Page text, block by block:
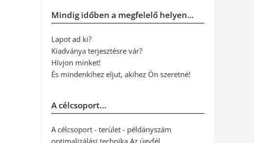
Mindig időben a megfelelő helyen…
Lapot ad ki?
Kiadványa terjesztésre vár?
Hívjon minket!
És mindenkihez eljut, akihez Ön szeretné!
A célcsoport…
A célcsoport - terület - példányszám
optimalizálási technika Az ügyfél